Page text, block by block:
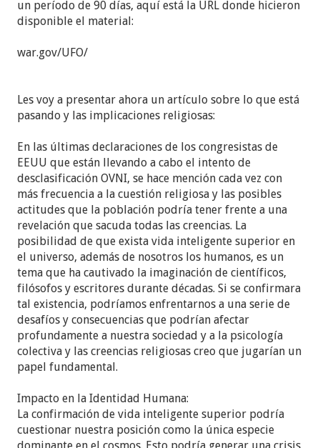
un período de 90 días, aquí está la URL donde hicieron
disponible el material:
war.gov/UFO/
Les voy a presentar ahora un artículo sobre lo que está
pasando y las implicaciones religiosas:
En las últimas declaraciones de los congresistas de
EEUU que están llevando a cabo el intento de
desclasificación OVNI, se hace mención cada vez con
más frecuencia a la cuestión religiosa y las posibles
actitudes que la población podría tener frente a una
revelación que sacuda todas las creencias. La
posibilidad de que exista vida inteligente superior en
el universo, además de nosotros los humanos, es un
tema que ha cautivado la imaginación de científicos,
filósofos y escritores durante décadas. Si se confirmara
tal existencia, podríamos enfrentarnos a una serie de
desafíos y consecuencias que podrían afectar
profundamente a nuestra sociedad y a la psicología
colectiva y las creencias religiosas creo que jugarían un
papel fundamental.
Impacto en la Identidad Humana:
La confirmación de vida inteligente superior podría
cuestionar nuestra posición como la única especie
dominante en el cosmos. Esto podría generar una crisis